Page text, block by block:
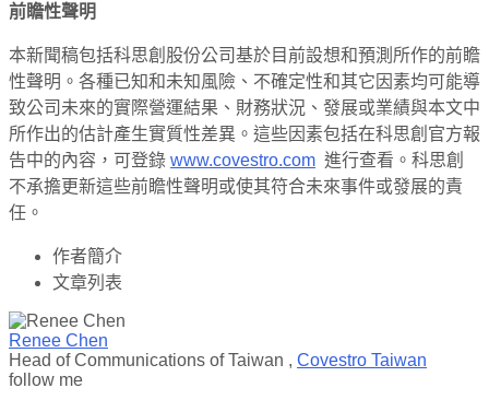
前瞻性聲明
本新聞稿包括科思創股份公司基於目前設想和預測所作的前瞻
性聲明。各種已知和未知風險、不確定性和其它因素均可能導
致公司未來的實際營運結果、財務狀況、發展或業績與本文中
所作出的估計產生實質性差異。這些因素包括在科思創官方報
告中的內容，可登錄 www.covestro.com 進行查看。科思創
不承擔更新這些前瞻性聲明或使其符合未來事件或發展的責
任。
作者簡介
文章列表
Renee Chen
Head of Communications of Taiwan , Covestro Taiwan
follow me